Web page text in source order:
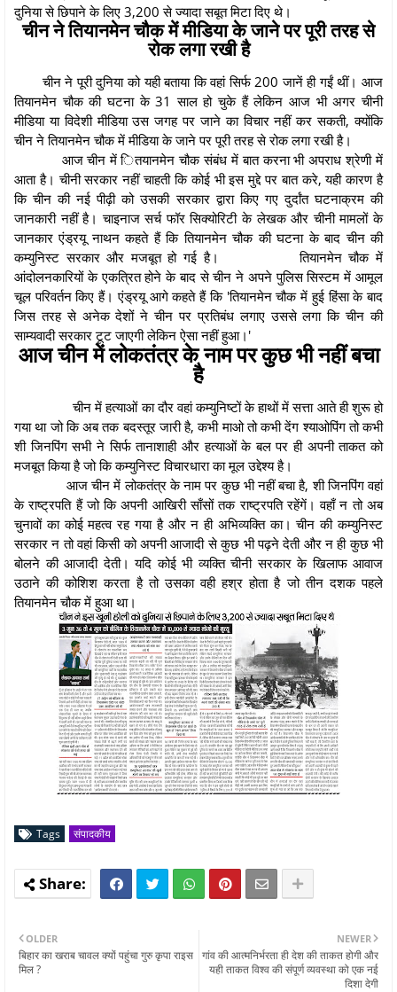
दुनिया से छिपाने के लिए 3,200 से ज्यादा सबूत मिटा दिए थे।
चीन ने तियानमेन चौक में मीडिया के जाने पर पूरी तरह से
रोक लगा रखी है
चीन ने पूरी दुनिया को यही बताया कि वहां सिर्फ 200 जानें ही गईं थीं। आज
तियानमेन चौक की घटना के 31 साल हो चुके हैं लेकिन आज भी अगर चीनी
मीडिया या विदेशी मीडिया उस जगह पर जाने का विचार नहीं कर सकती, क्योंकि
चीन ने तियानमेन चौक में मीडिया के जाने पर पूरी तरह से रोक लगा रखी है।
आज चीन में ितयानमेन चौक संबंध में बात करना भी अपराध श्रेणी में
आता है। चीनी सरकार नहीं चाहती कि कोई भी इस मुद्दे पर बात करे, यही कारण है
कि चीन की नई पीढ़ी को उसकी सरकार द्वारा किए गए दुर्दांत घटनाक्रम की
जानकारी नहीं है। चाइनाज सर्च फॉर सिक्योरिटी के लेखक और चीनी मामलों के
जानकार एंड्रयू नाथन कहते हैं कि तियानमेन चौक की घटना के बाद चीन की
कम्युनिस्ट सरकार और मजबूत हो गई है। तियानमेन चौक में
आंदोलनकारियों के एकत्रित होने के बाद से चीन ने अपने पुलिस सिस्टम में आमूल
चूल परिवर्तन किए हैं। एंड्रयू आगे कहते हैं कि 'तियानमेन चौक में हुई हिंसा के बाद
जिस तरह से अनेक देशों ने चीन पर प्रतिबंध लगाए उससे लगा कि चीन की
साम्यवादी सरकार टूट जाएगी लेकिन ऐसा नहीं हुआ।'
आज चीन में लोकतंत्र के नाम पर कुछ भी नहीं बचा
है
चीन में हत्याओं का दौर वहां कम्युनिष्टों के हाथों में सत्ता आते ही शुरू हो
गया था जो कि अब तक बदस्तूर जारी है, कभी माओ तो कभी देंग श्याओपिंग तो कभी
शी जिनपिंग सभी ने सिर्फ तानाशाही और हत्याओं के बल पर ही अपनी ताकत को
मजबूत किया है जो कि कम्युनिस्ट विचारधारा का मूल उद्देश्य है।
आज चीन में लोकतंत्र के नाम पर कुछ भी नहीं बचा है, शी जिनपिंग वहां
के राष्ट्रपति हैं जो कि अपनी आखिरी साँसों तक राष्ट्रपति रहेंगें। वहाँ न तो अब
चुनावों का कोई महत्व रह गया है और न ही अभिव्यक्ति का। चीन की कम्युनिस्ट
सरकार न तो वहां किसी को अपनी आजादी से कुछ भी पढ़ने देती और न ही कुछ भी
बोलने की आजादी देती। यदि कोई भी व्यक्ति चीनी सरकार के खिलाफ आवाज
उठाने की कोशिश करता है तो उसका वही हश्र होता है जो तीन दशक पहले
तियानमेन चौक में हुआ था।
Tags संपादकीय
NEWER
गांव की आत्मनिर्भरता ही देश की ताकत होगी और
यही ताकत विश्व की संपूर्ण व्यवस्था को एक नई
दिशा देगी
OLDER
बिहार का खराब चावल क्यों पहुंचा गुरु कृपा राइस
मिल ?